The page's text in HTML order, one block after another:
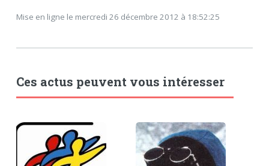
Mise en ligne le mercredi 26 décembre 2012 à 18:52:25
Ces actus peuvent vous intéresser